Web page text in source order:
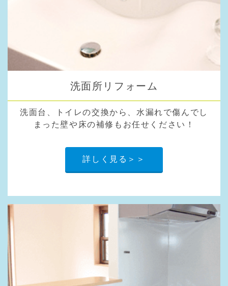
洗面所リフォーム
洗面台、トイレの交換から、水漏れで傷んでし
まった壁や床の補修もお任せください！
詳しく見る＞＞